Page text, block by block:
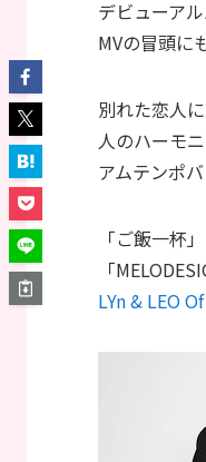
デビューア
MVの冒頭に
別れた恋人
人のハーモ
アムテンポ
「ご飯一杯
「
LYn & LEO